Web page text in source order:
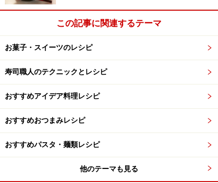
この記事に関連するテーマ
お菓子・スイーツのレシピ
寿司職人のテクニックとレシピ
おすすめアイデア料理レシピ
おすすめおつまみレシピ
おすすめパスタ・麺類レシピ
他のテーマも見る